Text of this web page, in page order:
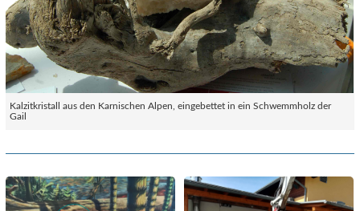
Kalzitkristall aus den Karnischen Alpen, eingebettet in ein Schwemmholz der
Gail